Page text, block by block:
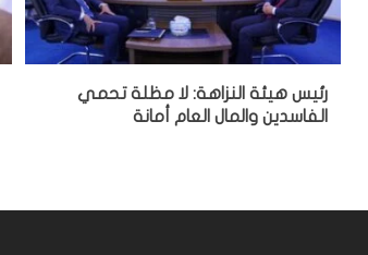
رئيس هيئة النزاهة: لا مظلة تحمي
الفاسدين والمال العام أمانة